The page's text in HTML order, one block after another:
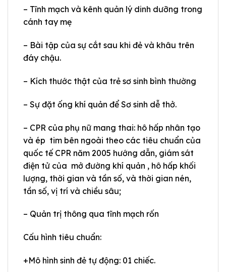
– Tĩnh mạch và kênh quản lý dinh dưỡng trong
cánh tay mẹ
– Bài tập của sự cắt sau khi đẻ và khâu trên
đáy chậu.
– Kích thước thật của trẻ sơ sinh bình thường
– Sự đặt ống khí quản để Sơ sinh dễ thở.
– CPR của phụ nữ mang thai: hô hấp nhân tạo
và ép tim bên ngoài theo các tiêu chuẩn của
quốc tế CPR năm 2005 hướng dẫn, giám sát
điện tử của mở đường khí quản , hô hấp khối
lượng, thời gian và tần số, và thời gian nén,
tần số, vị trí và chiều sâu;
– Quản trị thông qua tĩnh mạch rốn
Cấu hình tiêu chuẩn:
+Mô hình sinh đẻ tự động: 01 chiếc.